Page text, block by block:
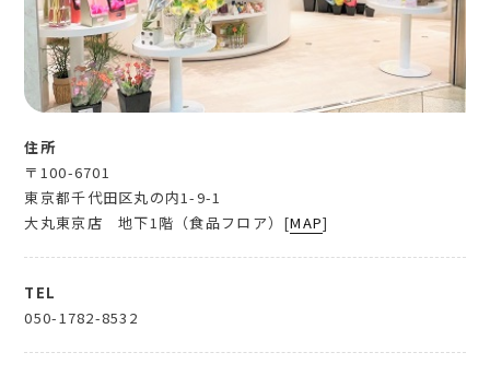
住所
〒100-6701
東京都千代田区丸の内1-9-1
大丸東京店 地下1階（食品フロア）[MAP]
TEL
050-1782-8532